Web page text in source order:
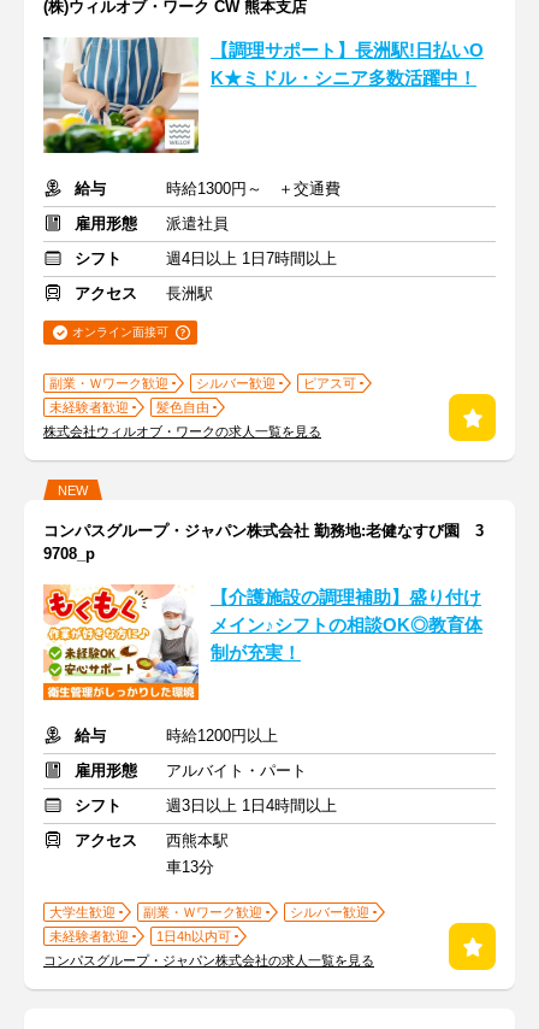
(株)ウィルオブ・ワーク CW 熊本支店
【調理サポート】長洲駅!日払いO
K★ミドル・シニア多数活躍中！
給与
時給1300円～ ＋交通費
雇用形態
派遣社員
シフト
週4日以上 1日7時間以上
アクセス
長洲駅
オンライン面接可
副業・Ｗワーク歓迎 シルバー歓迎
ピアス可
未経験者歓迎
髪色自由
株式会社ウィルオブ・ワークの求人一覧を見る
NEW
コンパスグループ・ジャパン株式会社 勤務地:老健なすび園 3
9708_p
【介護施設の調理補助】盛り付け
メイン♪シフトの相談OK◎教育体
制が充実！
給与
時給1200円以上
雇用形態
アルバイト・パート
シフト
週3日以上 1日4時間以上
アクセス
西熊本駅
車13分
大学生歓迎 副業・Ｗワーク歓迎
シルバー歓迎
未経験者歓迎
1日4h以内可
コンパスグループ・ジャパン株式会社の求人一覧を見る